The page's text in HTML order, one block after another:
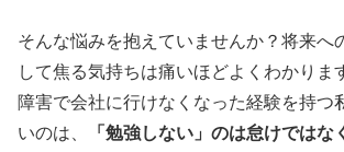
そんな悩みを抱えていませんか？将来へ
して焦る気持ちは痛いほどよくわかりま
障害で会社に行けなくなった経験を持つ
いのは、
「勉強しない」のは怠けではな